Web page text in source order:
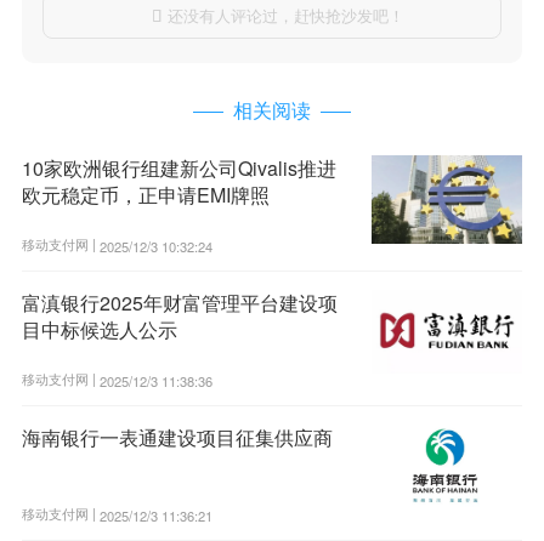
 还没有人评论过，赶快抢沙发吧！
相关阅读
10家欧洲银行组建新公司Qivalis推进
欧元稳定币，正申请EMI牌照
移动支付网 | 2025/12/3 10:32:24
富滇银行2025年财富管理平台建设项
目中标候选人公示
移动支付网 | 2025/12/3 11:38:36
海南银行一表通建设项目征集供应商
移动支付网 | 2025/12/3 11:36:21